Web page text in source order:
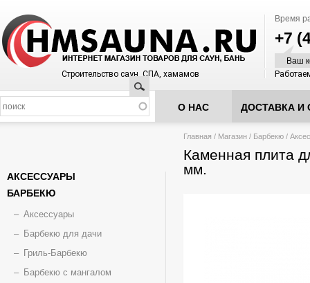
Время
+7
Ваш
Строительство саун, СПА, хамамов
Поиск
О НАС ДОСТАВКА И
Вы здесь
Главная / Магазин / Барбекю /
Каменная плита
мм.
АКСЕССУАРЫ
БАРБЕКЮ
Аксессуары
Барбекю для дачи
Гриль-Барбекю
Барбекю с мангалом